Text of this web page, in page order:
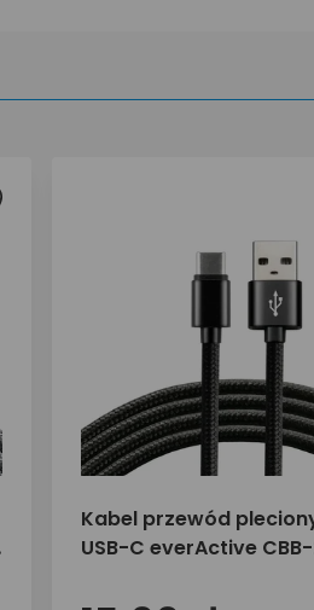
Kabel przewód
USB-C everActive CBB-